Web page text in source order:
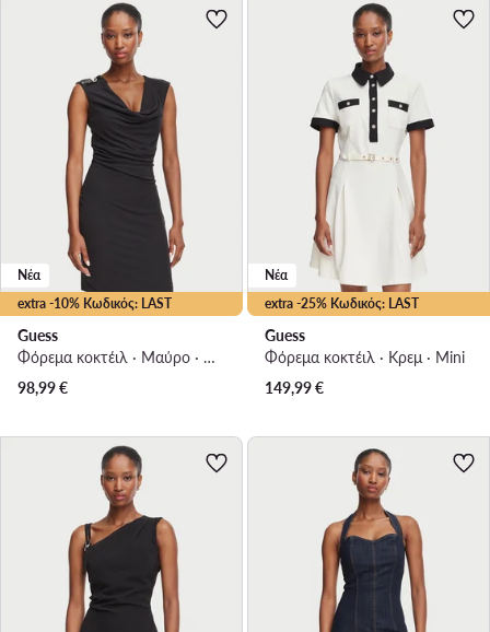
extra -10% Κωδικός: LAST
Νέα
Guess
Φόρεμα κοκτέιλ · Μαύρο · Mini
98,99€
extra -25% Κωδικός: LAST
Νέα
Guess
Φόρεμα κοκτέιλ · Κρεμ · Mini
149,99€